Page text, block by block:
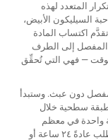
المتعدد لهذه
السيليكون الأبيض،
اكتساب المادة
المفصل إلى الطرف
— فهي التي تُحقِّق
دون عبث. وستبدأ
طبقة سطحية خلال
واحدة في معظم
الظروف القياسية، لكن الاكتمال الكامل للتجفيف يتطلب عادةً ٢٤ ساعة أو